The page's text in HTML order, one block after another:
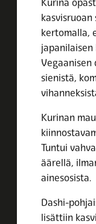
Kurina
kasvisruoan
kertomalla,
Vegaanisen
sienistä,
Kurinan
Tuntui
äärellä,
ainesosista.
Dashi-
lisättiin